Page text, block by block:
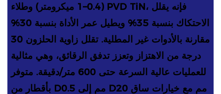
(0.4–1 ميكرومتر) وطلاء PVD TiN، فإنه يقلل
الاحتكاك بنسبة 35% ويطيل عمر الأداة بنسبة 30%
مقارنة بالأدوات غير المطلية. تقلل زاوية الحلزون 30
درجة من الاهتزاز وتعزز تدفق الرقائق، وهي مثالية
للعمليات عالية السرعة حتى 600 متر/دقيقة. متوفر
بأقطار من D0.5 مم إلى D20 مم مع خيارات ساق